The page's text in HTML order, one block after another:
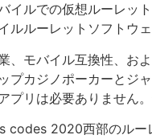
イルでの仮想ルーレッ
ルルーレットソフトウ
、モバイル互換性、お
プカジノポーカーとジ
プリは必要ありません
西部のルー